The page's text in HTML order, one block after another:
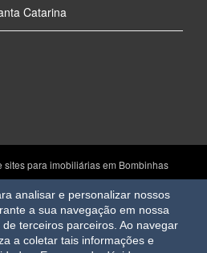
analisar e personalizar nossos
a sua navegação em nossa
terceiros parceiros. Ao navegar
a coletar tais informações e
Catarina
sites para imobiliárias em Bombinhas